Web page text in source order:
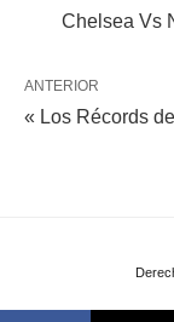
Chelsea Vs
ANTERIOR
« Los Récords